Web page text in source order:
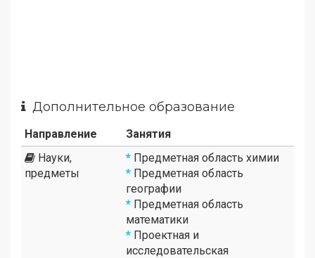
Дополнительное образование
Направление
Занятия
Науки,
предметы
* Предметная область химии
* Предметная область
географии
* Предметная область
математики
* Проектная и
исследовательская